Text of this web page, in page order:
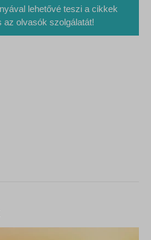
lehetővé teszi a cikkek
az olvasók szolgálatát!